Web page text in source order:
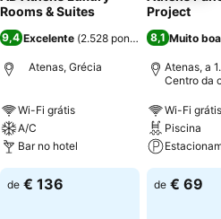
Rooms & Suites
9,4 Excelente (2.528 pontuações)
Atenas, Grécia
Wi-Fi grátis
A/C
Bar no hotel
de € 136
Project
8,1 Muito boa
Atenas, a
Centro da
Wi-Fi grátis
Piscina
de € 69